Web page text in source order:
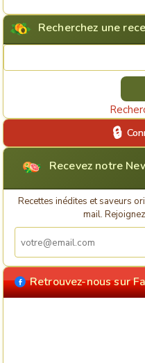
Recherchez une
Recevez notre
Recettes inédites et saveurs
mail.
Retrouvez-nous sur